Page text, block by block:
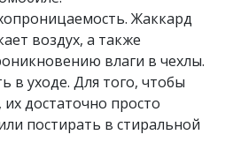
Жаккард
воздух, а также
влаги в чехлы.
в уходе. Для того, чтобы
достаточно просто
постирать в стиральной